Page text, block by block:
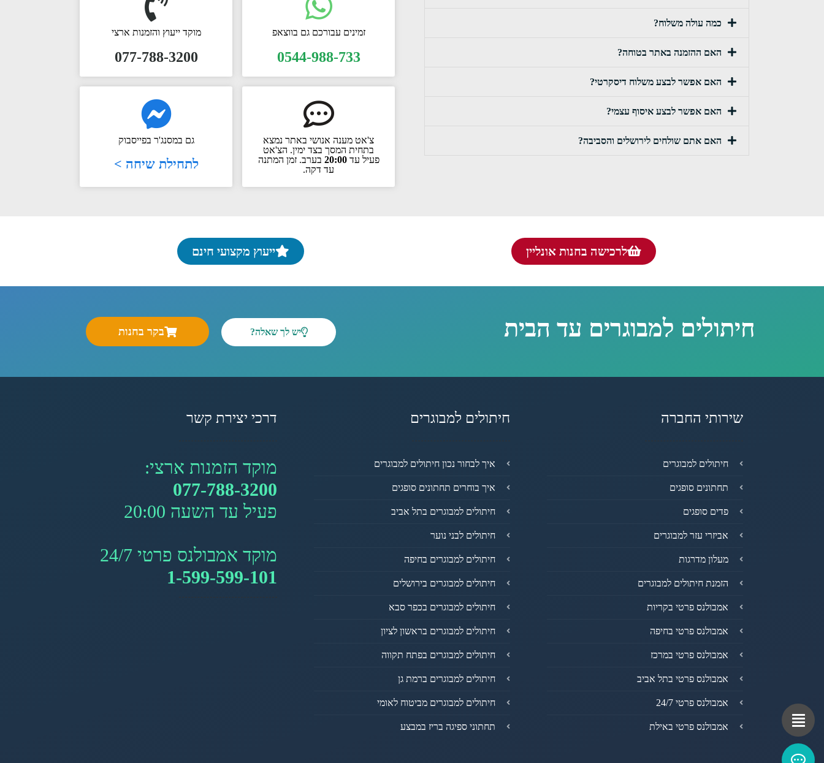
כמה עולה משלוח?
האם ההזמנה באתר בטוחה?
האם אפשר לבצע משלוח דיסקרטי?
האם אפשר לבצע איסוף עצמי?
האם אתם שולחים לירושלים והסביבה?
זמינים עבורכם גם בווצאפ
0544-988-733
מוקד ייעוץ והזמנות ארצי
077-788-3200
צ'אט מענה אנושי באתר נמצא
בתחית המסך בצד ימין. הצ'אט
פעיל עד20:00 בערב. זמן המתנה
עד דקה.
גם במסנג'ר בפייסבוק
לתחילת שיחה >
לרכישה בחנות אונליין ייעוץ מקצועי חינם
חיתולים למבוגרים עד הבית יש לך שאלה? בקר בחנות
שירותי החברה
חיתולים למבוגרים
תחתונים סופגים
פדים סופגים
אביזרי עזר למבוגרים
מעלון מדרגות
הזמנת חיתולים למבוגרים
אמבולנס פרטי בקריות
אמבולנס פרטי בחיפה
אמבולנס פרטי במרכז
אמבולנס פרטי בתל אביב
אמבולנס פרטי 24/7
אמבולנס פרטי באילת
חיתולים למבוגרים
איך לבחור נכון חיתולים למבוגרים
איך בוחרים תחתונים סופגים
חיתולים למבוגרים בתל אביב
חיתולים לבני נוער
חיתולים למבוגרים בחיפה
חיתולים למבוגרים בירושלים
חיתולים למבוגרים בכפר סבא
חיתולים למבוגרים בראשון לציון
חיתולים למבוגרים בפתח תקווה
חיתולים למבוגרים ברמת גן
חיתולים למבוגרים מביטוח לאומי
תחתוני ספיגה בריז במבצע
דרכי יצירת קשר
מוקד הזמנות ארצי:
077-788-3200
פעיל עד השעה 20:00
מוקד אמבולנס פרטי 24/7
1-599-599-101